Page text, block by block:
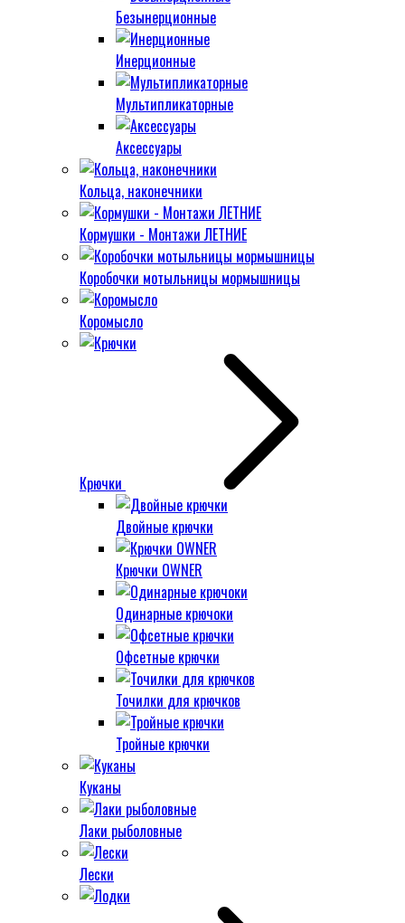
Безынерционные
Инерционные
Мультипликаторные
Аксессуары
Кольца, наконечники
Кормушки - Монтажи ЛЕТНИЕ
Коробочки мотыльницы мормышницы
Коромысло
Крючки
Двойные крючки
Крючки OWNER
Одинарные крючоки
Офсетные крючки
Точилки для крючков
Тройные крючки
Куканы
Лаки рыболовные
Лески